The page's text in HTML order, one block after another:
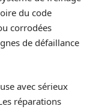
du code
corrodées
de défaillance
avec sérieux
réparations